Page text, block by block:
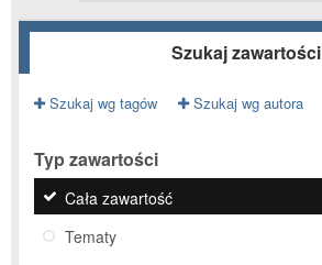
Szukaj zawartości
Szukaj wg tagów Szukaj wg autora
Typ zawartości
Cała zawartość
Tematy